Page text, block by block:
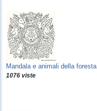
Mandala e animali della foresta
1076 viste